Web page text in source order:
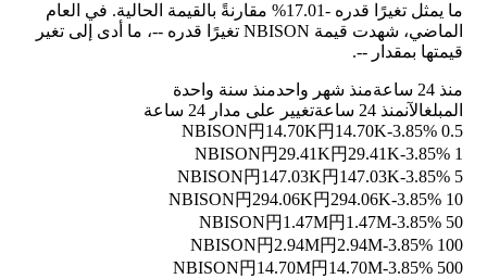
ما يمثل تغيرًا قدره -17.01%
مقارنةً بالقيمة الحالية. في العام
الماضي، شهدت قيمة NBISON تغيرًا قدره
--، ما أدى إلى تغير
قيمتها بمقدار --
.
منذ 24 ساعة منذ شهر واحدمنذ سنة واحدة
المبلغالآنمنذ 24 ساعة
تغيير على مدار 24 ساعة
0.5 NBISON
円14.70K円14.70K-3.85%
1 NBISON
円29.41K円29.41K-3.85%
5 NBISON
円147.03K円147.03K-3.85%
10 NBISON
円294.06K円294.06K-3.85%
50 NBISON
円1.47M円1.47M-3.85%
100 NBISON
円2.94M円2.94M-3.85%
500 NBISON
円14.70M円14.70M-3.85%